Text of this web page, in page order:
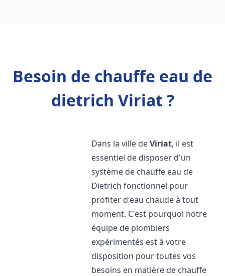
Besoin de chauffe eau de
dietrich Viriat ?
Dans la ville deViriat, il est
essentiel de disposer d'un
système de chauffe eau de
Dietrich fonctionnel pour
profiter d'eau chaude à tout
moment. C'est pourquoi notre
équipe de plombiers
expérimentés est à votre
disposition pour toutes vos
besoins en matière de chauffe